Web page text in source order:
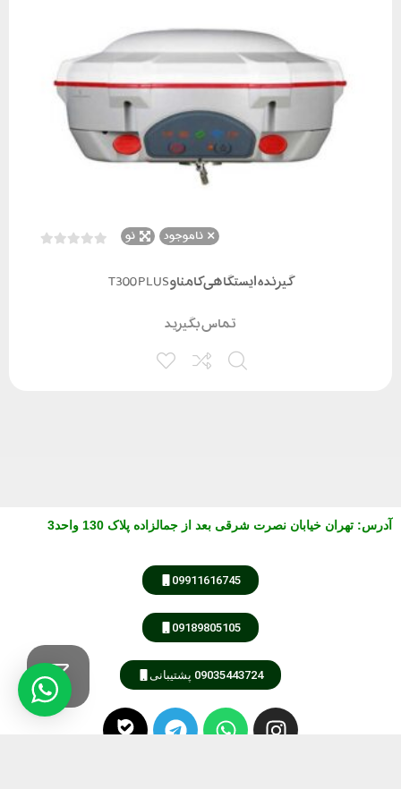
ناموجود نو
گیرنده ایستگاهی کامناو T300 PLUS
تماس بگیرید
آدرس: تهران خیابان نصرت شرقی بعد از جمالزاده پلاک 130 واحد3
09911616745
09189805105
09035443724 پشتیبانی